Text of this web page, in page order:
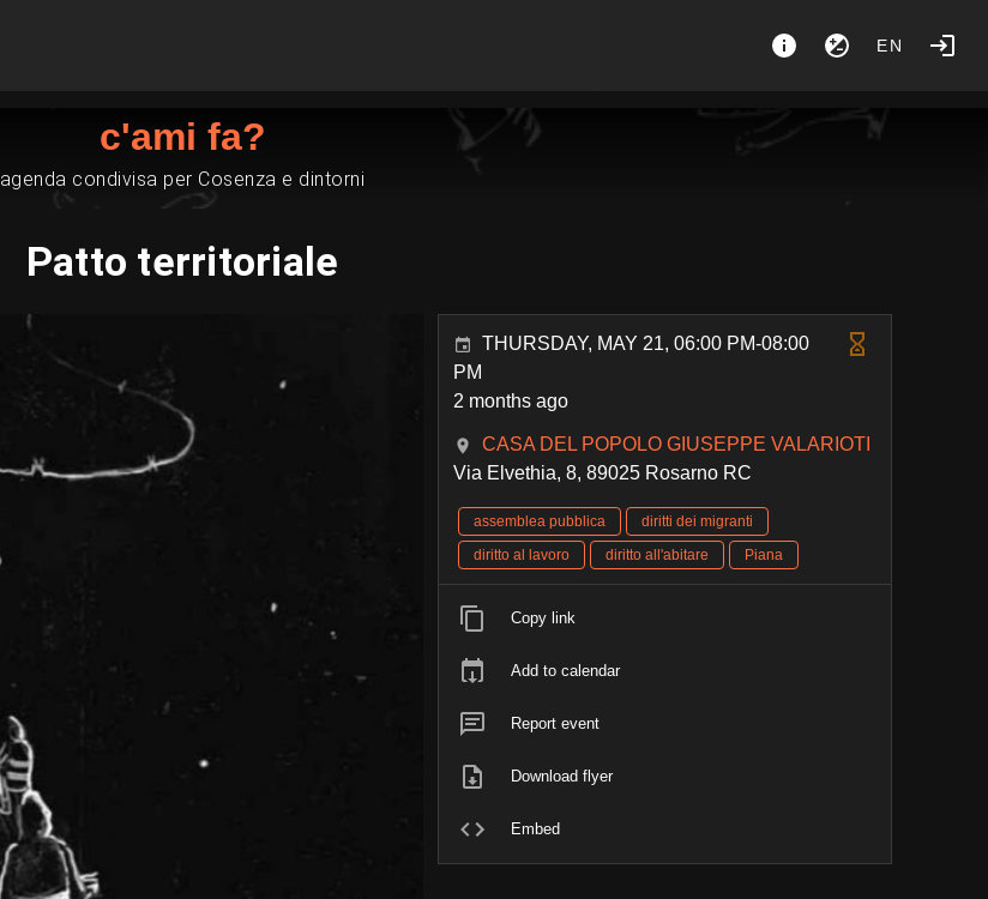
EN
c'ami fa?
agenda condivisa per Cosenza e dintorni
Patto territoriale
THURSDAY, MAY 21, 06:00 PM-08:00
PM
2 months ago
CASA DEL POPOLO GIUSEPPE VALARIOTI
Via Elvethia, 8, 89025 Rosarno RC
assemblea pubblica
diritti dei migranti
diritto al lavoro
diritto all'abitare Piana
Copy link
Add to calendar
Report event
Download flyer
Embed